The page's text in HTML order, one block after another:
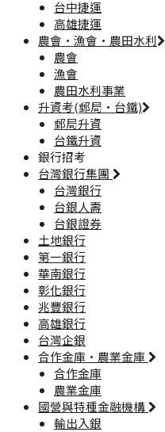
台中捷運
高雄捷運
農會·漁會·農田水利
農會
漁會
農田水利事業
升資考(郵局·台鐵)
郵局升資
台鐵升資
銀行招考
台灣銀行集團
台灣銀行
台銀人壽
台銀證券
土地銀行
第一銀行
華南銀行
彰化銀行
兆豐銀行
高雄銀行
台灣企銀
合作金庫·農業金庫
合作金庫
農業金庫
國營與特種金融機構
輸出入銀